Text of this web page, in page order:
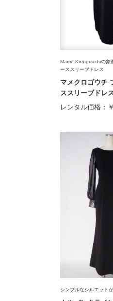
Mame Kurogouchiの象
ーススリーブドレス
マメクロゴウチ
ススリーブドレ
レンタル価格：
シンプルなシルエット